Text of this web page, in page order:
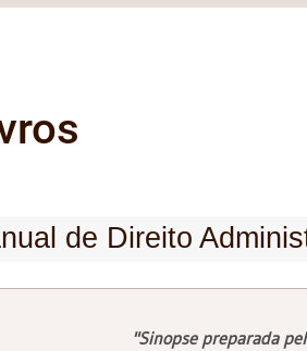
de Direito
"Sinopse preparada